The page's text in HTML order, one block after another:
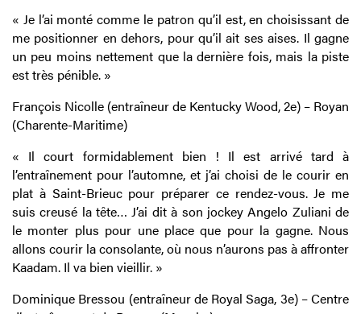
« Je l’ai monté comme le patron qu’il est, en choisissant de
me positionner en dehors, pour qu’il ait ses aises. Il gagne
un peu moins nettement que la dernière fois, mais la piste
est très pénible. »
François Nicolle (entraîneur de Kentucky Wood, 2e) – Royan
(Charente-Maritime)
« Il court formidablement bien ! Il est arrivé tard à
l’entraînement pour l’automne, et j’ai choisi de le courir en
plat à Saint-Brieuc pour préparer ce rendez-vous. Je me
suis creusé la tête… J’ai dit à son jockey Angelo Zuliani de
le monter plus pour une place que pour la gagne. Nous
allons courir la consolante, où nous n’aurons pas à affronter
Kaadam. Il va bien vieillir. »
Dominique Bressou (entraîneur de Royal Saga, 3e) – Centre